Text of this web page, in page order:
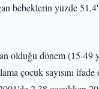
bebeklerin yüzde
olduğu dönem (15-49
çocuk sayısını